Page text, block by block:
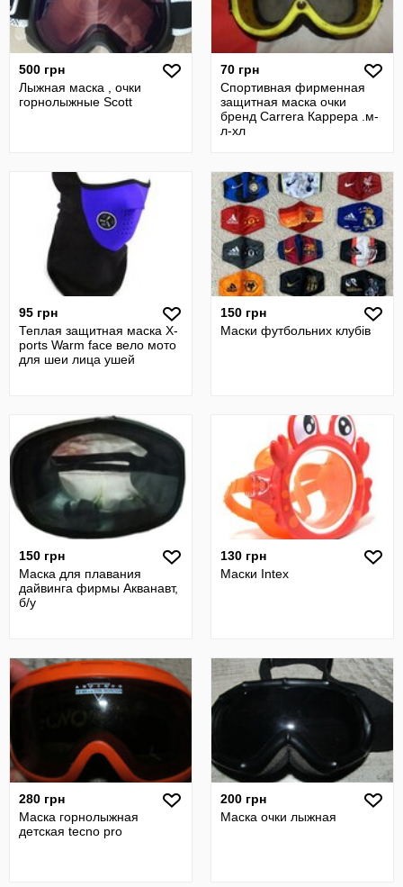
500 грн
Лыжная маска , очки
горнолыжные Scott
70 грн
Спортивная фирменная
защитная маска очки
бренд Carrera Каррера .м-
л-хл
95 грн
Теплая защитная маска X-
ports Warm face вело мото
для шеи лица ушей
150 грн
Маски футбольних клубів
150 грн
Маска для плавания
дайвинга фирмы Акванавт,
б/у
130 грн
Маски Intex
280 грн
Маска горнолыжная
детская tecno pro
200 грн
Маска очки лыжная